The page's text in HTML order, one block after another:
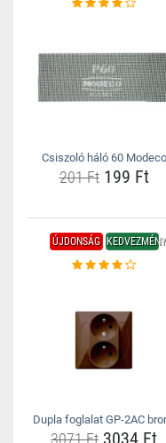
Csiszoló háló 60 Modeco
201 Ft199 Ft
ÚJDONSÁG KEDVEZMÉNY
Dupla foglalat GP-2AC
3071 Ft 3034 Ft